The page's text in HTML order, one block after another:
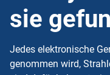
sie
Jedes elektronische
genommen wird,